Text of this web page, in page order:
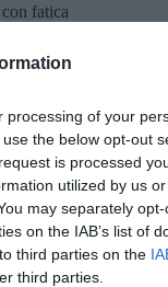
processing of your
the below opt-out
is processed
utilized by us
may separately
on the IAB’s list of
third parties on the
third parties.
fatica
in stato
se fosse una
“triade
la “The
indica il valore